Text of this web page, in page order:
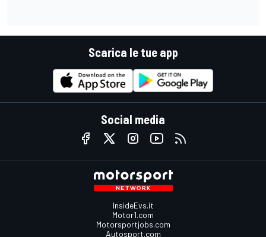
Scarica le tue app
Social media
InsideEvs.it
Motor1.com
Motorsportjobs.com
Autosport.com